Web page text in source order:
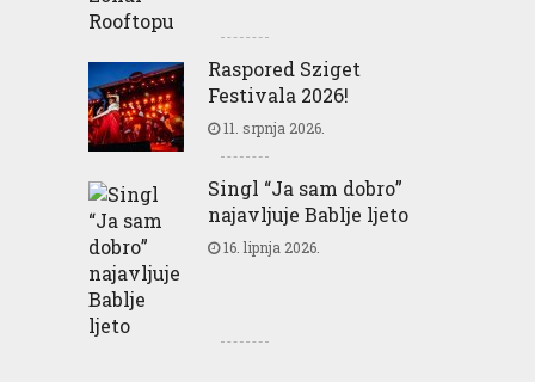
Raspored Sziget
Festivala 2026!
11. srpnja 2026.
Singl “Ja sam dobro”
najavljuje Bablje ljeto
16. lipnja 2026.